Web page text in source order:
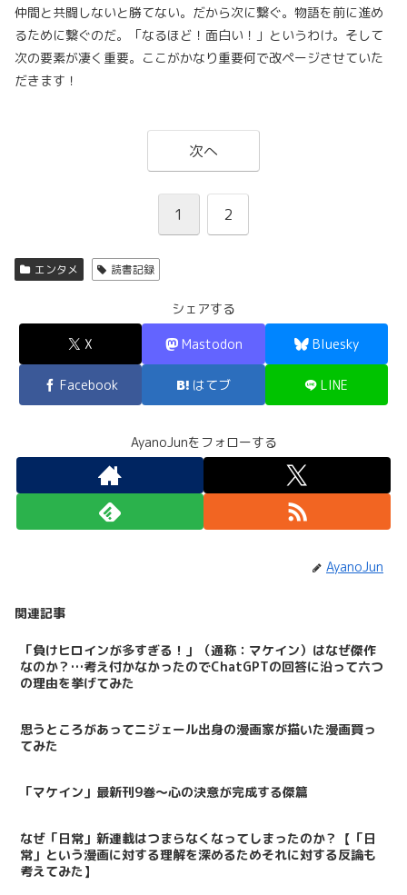
仲間と共闘しないと勝てない。だから次に繋ぐ。物語を前に進め
るために繋ぐのだ。「なるほど！面白い！」というわけ。そして
次の要素が凄く重要。ここがかなり重要何で改ページさせていた
だきます！
次へ
1 2
エンタメ 読書記録
シェアする
X Mastodon Bluesky
Facebook はてブ LINE
AyanoJunをフォローする
AyanoJun
関連記事
「負けヒロインが多すぎる！」（通称：マケイン）はなぜ傑作
なのか？…考え付かなかったのでChatGPTの回答に沿って六つ
の理由を挙げてみた
思うところがあってニジェール出身の漫画家が描いた漫画買っ
てみた
「マケイン」最新刊9巻～心の決意が完成する傑篇
なぜ「日常」新連載はつまらなくなってしまったのか？【「日
常」という漫画に対する理解を深めるためそれに対する反論も
考えてみた】